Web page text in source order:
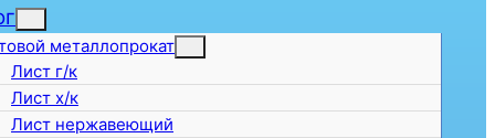
металлопрокат
Лист г/к
Лист х/к
Лист нержавеющий